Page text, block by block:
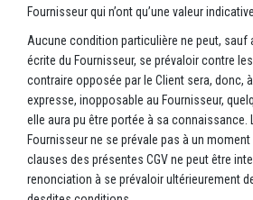
Fournisseur qui n’ont qu’une valeur indicative.
Aucune condition particulière ne peut,
écrite du Fournisseur, se prévaloir contre
contraire opposée par le Client sera, donc,
expresse, inopposable au Fournisseur,
elle aura pu être portée à sa connaissance.
Fournisseur ne se prévale pas à un moment
clauses des présentes CGV ne peut être
renonciation à se prévaloir ultérieurement